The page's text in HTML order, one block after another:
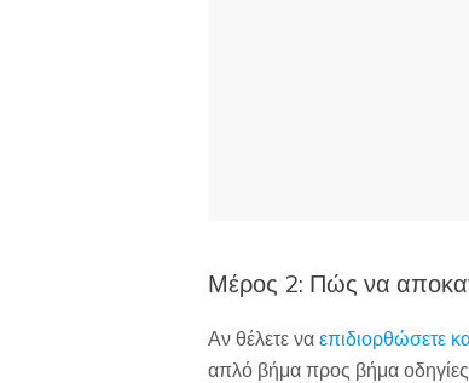
Μέρος 2: Πώς να
Αν θέλετε να επιδιορθώσετε
απλό βήμα προς βήμα